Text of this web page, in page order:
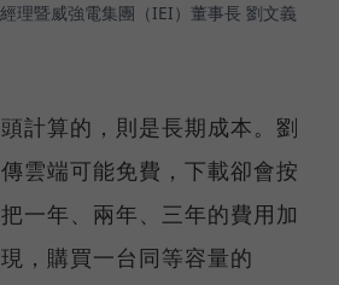
理暨威強電集團（IEI）董事長 劉文義
計算的，則是長期成本。劉
雲端可能免費，下載卻會按
一年、兩年、三年的費用加
，購買一台同等容量的